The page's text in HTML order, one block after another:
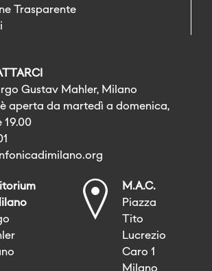
Trasparente
Gustav Mahler, Milano
aperta da martedì a domenica,
19.00
M.A.C.
Piazza
Tito
Lucrezio
Caro 1
Milano